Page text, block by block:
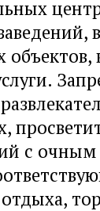
с очным